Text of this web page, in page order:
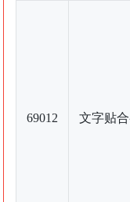
69012 文字贴